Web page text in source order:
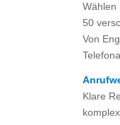
Wählen
50
Von
Klare